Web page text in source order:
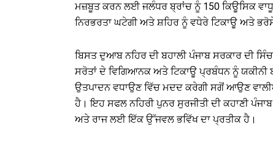
ਮਜ਼ਬੂਤ ​​ਕਰਨ ਲਈ ਜਲੰਧਰ ਬ੍ਰਾਂਚ ਨੂੰ 150 ਕਿਊਸਿਕ ਵਾਧੂ
ਨਿਰਭਰਤਾ ਘਟੇਗੀ ਅਤੇ ਸ਼ਹਿਰ ਨੂੰ ਵਧੇਰੇ ਟਿਕਾਊ ਅਤੇ
ਬਿਸਤ ਦੁਆਬ ਨਹਿਰ ਦੀ ਬਹਾਲੀ ਪੰਜਾਬ ਸਰਕਾਰ ਦੀ
ਸਰੋਤਾਂ ਦੇ ਵਿਗਿਆਨਕ ਅਤੇ ਟਿਕਾਊ ਪ੍ਰਬੰਧਨ ਨੂੰ ਯਕੀਨੀ
ਉਤਪਾਦਨ ਵਧਾਉਣ ਵਿੱਚ ਮਦਦ ਕਰੇਗੀ ਸਗੋਂ ਆਉਣ
ਹੈ। ਇਹ ਸਫਲ ਨਹਿਰੀ ਪੁਨਰ ਸੁਰਜੀਤੀ ਦੀ ਕਹਾਣੀ
ਅਤੇ ਰਾਜ ਲਈ ਇੱਕ ਉੱਜਵਲ ਭਵਿੱਖ ਦਾ ਪ੍ਰਤੀਕ ਹੈ।